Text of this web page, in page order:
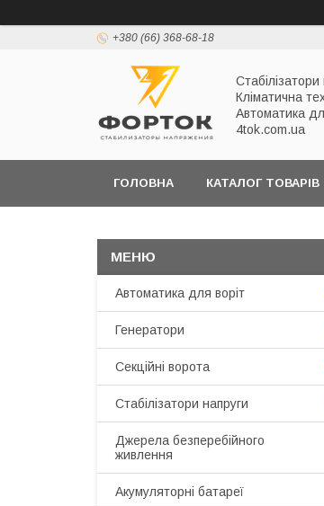
+380 (66) 368-68-18
Стабілізатори
Кліматична
Автоматика
4tok.com.ua
ГОЛОВНА КАТАЛОГ ТОВАРІВ
Автоматика для воріт
Генератори
Секційні ворота
Стабілізатори напруги
Джерела безперебійного
живлення
Акумуляторні батареї